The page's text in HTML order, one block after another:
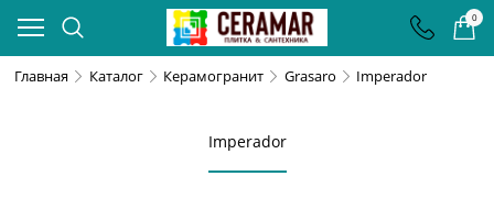
0
Главная Каталог Керамогранит Grasaro Imperador
Imperador